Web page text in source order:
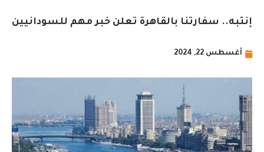
إنتبه.. سفارتنا بالقاهرة تعلن خبر مهم للسودانيين
أغسطس 22, 2024